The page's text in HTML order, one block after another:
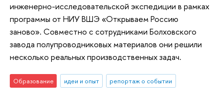
инженерно-исследовательской экспедиции в рамках
программы от НИУ ВШЭ «Открываем Россию
заново». Совместно с сотрудниками Болховского
завода полупроводниковых материалов они решили
несколько реальных производственных задач.
Образование идеи и опыт репортаж о событии